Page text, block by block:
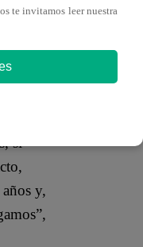
de
si
y,
te invitamos leer nuestra